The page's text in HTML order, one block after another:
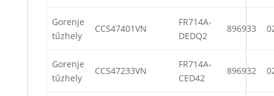
Gorenje
tűzhely
CCS47401VN
FR714A-
DEDQ2
896933
Gorenje
tűzhely
CCS47233VN
FR714A-
CED42
896932